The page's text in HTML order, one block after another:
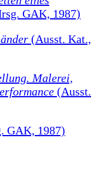
GAK, 1987)
(Ausst. Kat.,
Malerei,
(Ausst.
GAK, 1987)